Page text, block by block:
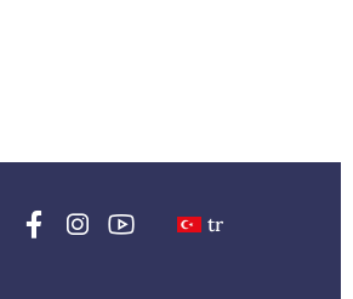
tr